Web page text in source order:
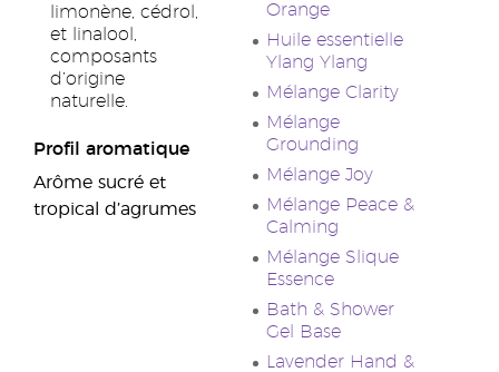
limonène, cédrol,
et linalool,
composants
d’origine
naturelle.
Profil aromatique
Arôme sucré et
tropical d’agrumes
Orange
Huile essentielle
Ylang Ylang
Mélange Clarity
Mélange
Grounding
Mélange Joy
Mélange Peace &
Calming
Mélange Slique
Essence
Bath & Shower
Gel Base
Lavender Hand &